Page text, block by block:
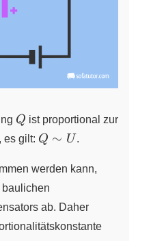
Q
Q ist proportional zur
, es gilt: Q\sim
Q ∼ U.
werden kann,
ab. Daher